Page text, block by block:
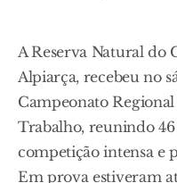
A Reserva Natural do
Alpiarça, recebeu no
Campeonato
Trabalho, reunindo
competição intensa e
Em prova estiveram